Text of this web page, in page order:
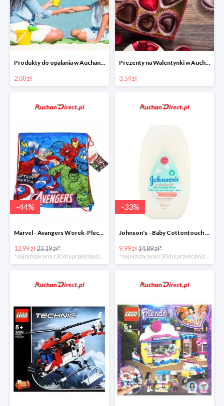
Produkty do opalania w Auchan Direct od 2 zł
2.00 zł
Prezenty na Walentynki w Auchan Direct
3.54 zł
-44%
Marvel - Avangers Worek-Plecak
12.99 zł23.19 zł*
*najniższa cena z 30 dni przed obniżką
-33%
Johnson's - Baby Cottontouch mleczko do twarzy i ciała
9.99 zł14.89 zł*
*najniższa cena z 30 dni przed obniżką